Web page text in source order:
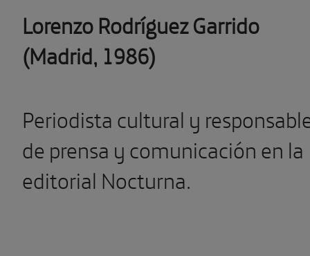
Lorenzo Rodríguez Garrido
(Madrid, 1986)
Periodista cultural y
de prensa y comunicación en la
editorial Nocturna.